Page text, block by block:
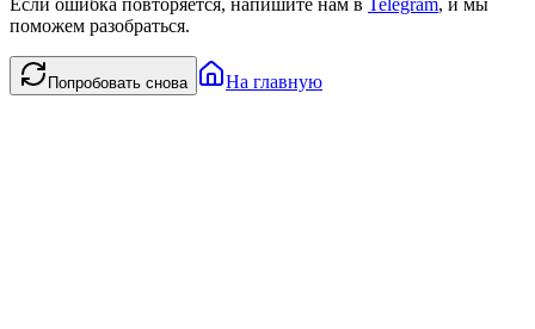
поможем разобраться.
Попробовать снова На главную